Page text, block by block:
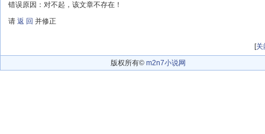
错误原因：对不起，该文章不存在！
请 返 回 并修正
[关
版权所有© m2n7小说网